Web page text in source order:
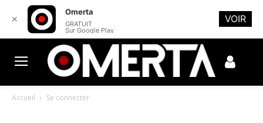
Accueil Se connecter
✕
Omerta
GRATUIT
Sur Google Play
VOIR